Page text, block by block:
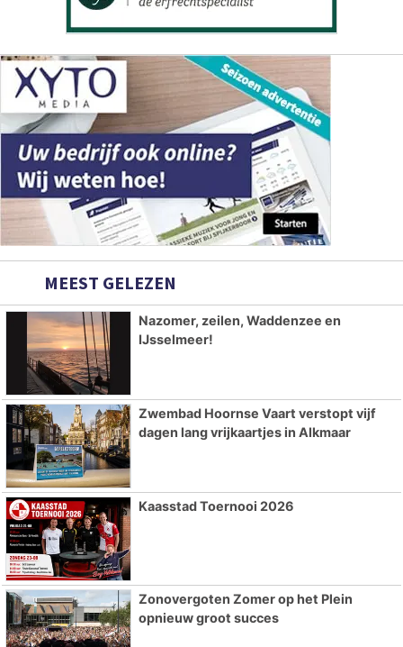
MEEST GELEZEN
Nazomer, zeilen, Waddenzee en
IJsselmeer!
Zwembad Hoornse Vaart verstopt vijf
dagen lang vrijkaartjes in Alkmaar
Kaasstad Toernooi 2026
Zonovergoten Zomer op het Plein
opnieuw groot succes